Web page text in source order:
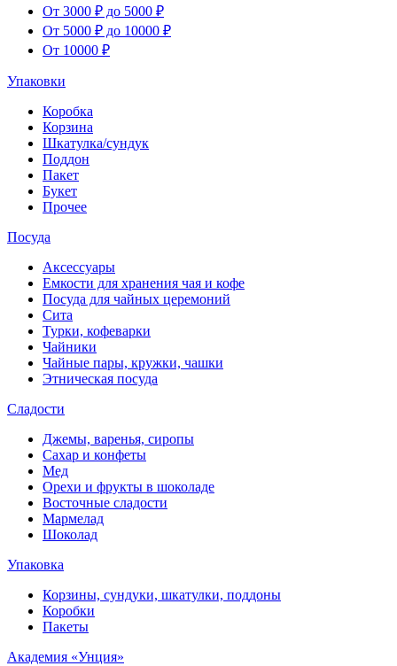
От 3000 ₽ до 5000 ₽
От 5000 ₽ до 10000 ₽
От 10000 ₽
Упаковки
Коробка
Корзина
Шкатулка/сундук
Поддон
Пакет
Букет
Прочее
Посуда
Аксессуары
Емкости для хранения чая и кофе
Посуда для чайных церемоний
Сита
Турки, кофеварки
Чайники
Чайные пары, кружки, чашки
Этническая посуда
Сладости
Джемы, варенья, сиропы
Сахар и конфеты
Мед
Орехи и фрукты в шоколаде
Восточные сладости
Мармелад
Шоколад
Упаковка
Корзины, сундуки, шкатулки, поддоны
Коробки
Пакеты
Академия «Унция»